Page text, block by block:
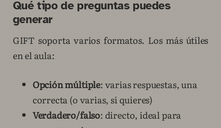
Qué tipo de preguntas puedes
generar
GIFT soporta varios formatos. Los más útiles
en el aula:
Opción múltiple: varias respuestas, una
correcta (o varias, si quieres)
Verdadero/falso: directo, ideal para